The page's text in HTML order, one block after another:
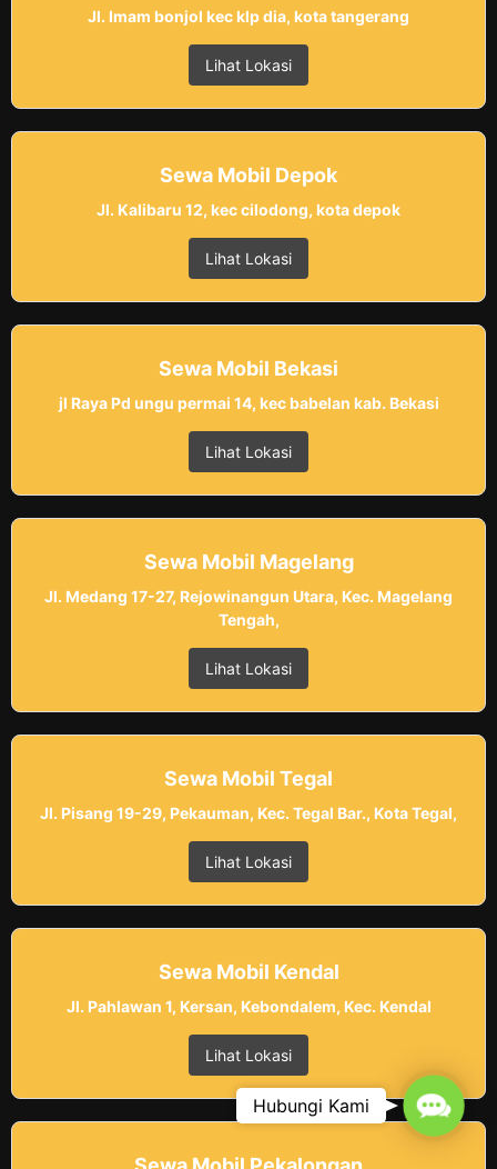
Jl. Imam bonjol kec klp dia, kota tangerang
Lihat Lokasi
Sewa Mobil Depok
Jl. Kalibaru 12, kec cilodong, kota depok
Lihat Lokasi
Sewa Mobil Bekasi
jl Raya Pd ungu permai 14, kec babelan kab. Bekasi
Lihat Lokasi
Sewa Mobil Magelang
Jl. Medang 17-27, Rejowinangun Utara, Kec. Magelang
Tengah,
Lihat Lokasi
Sewa Mobil Tegal
Jl. Pisang 19-29, Pekauman, Kec. Tegal Bar., Kota Tegal,
Lihat Lokasi
Sewa Mobil Kendal
Jl. Pahlawan 1, Kersan, Kebondalem, Kec. Kendal
Lihat Lokasi
Hubungi Kami